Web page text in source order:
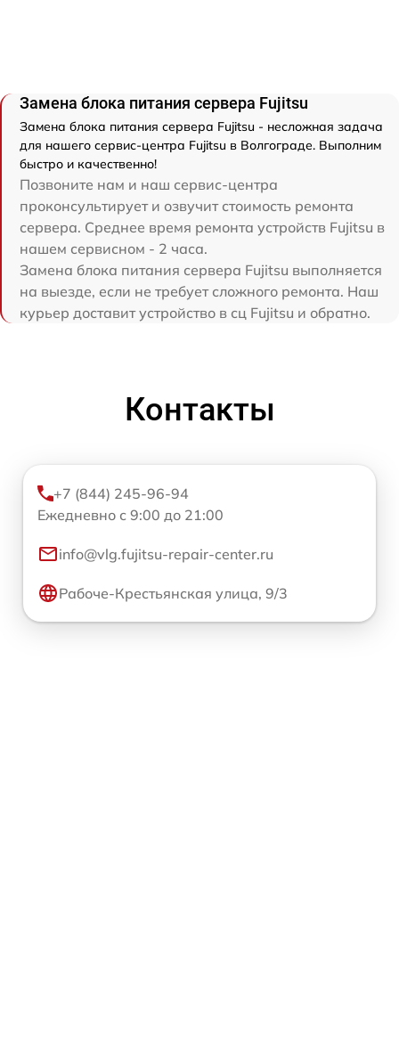
Замена блока питания сервера Fujitsu
Замена блока питания сервера Fujitsu - несложная задача
для нашего сервис-центра Fujitsu в Волгограде. Выполним
быстро и качественно!
Позвоните нам и наш сервис-центра
проконсультирует и озвучит стоимость ремонта
сервера. Среднее время ремонта устройств Fujitsu в
нашем сервисном - 2 часа.
Замена блока питания сервера Fujitsu выполняется
на выезде, если не требует сложного ремонта. Наш
курьер доставит устройство в сц Fujitsu и обратно.
Контакты
+7 (844) 245-96-94
Ежедневно с 9:00 до 21:00
info@vlg.fujitsu-repair-center.ru
Рабоче-Крестьянская улица, 9/3